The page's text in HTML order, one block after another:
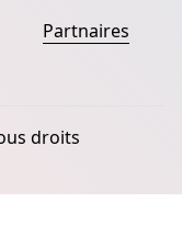
Partnaires
droits